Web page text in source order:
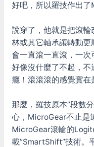
好吧，所以羅技作出了
說穿了，他就是把滾
林或其它軸承讓轉動
會一直滾一直滾，一
好像沒什麼了不起，
癮！滾滾滾的感覺實在
那麼，羅技原本”段數
心，MicroGear不止是
MicroGear滾輪的
載”SmartShift”技術。